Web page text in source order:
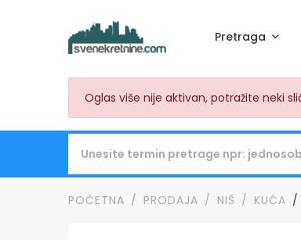
Pretraga
Oglas više nije aktivan, potražite neki
POČETNA PRODAJA NIŠ KUĆA